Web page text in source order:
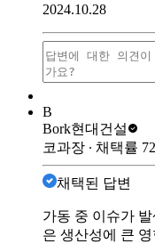
2024.10.28
B
Bork현대건설
코과장 ∙ 채택률 72
채택된 답변
가동 중 이슈가
은 생산성에 큰